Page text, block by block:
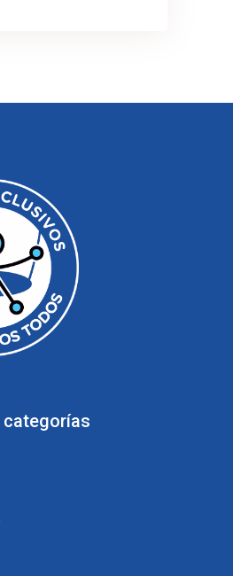
categorías